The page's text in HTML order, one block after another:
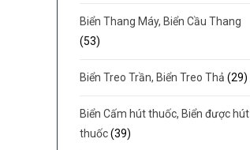
Biển Thang Máy, Biển Cầu Thang
(53)
Biển Treo Trần, Biển Treo Thả (29)
Biển Cấm hút thuốc, Biển được hút
thuốc(39)